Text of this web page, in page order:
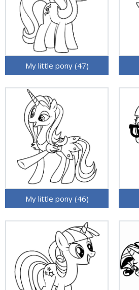
My little pony (47)
My little pony (46)